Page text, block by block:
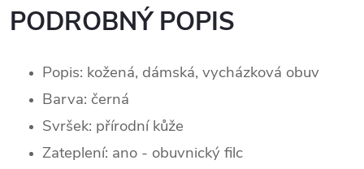
PODROBNÝ POPIS
Popis: kožená, dámská, vycházková obuv
Barva: černá
Svršek: přírodní kůže
Zateplení: ano - obuvnický filc